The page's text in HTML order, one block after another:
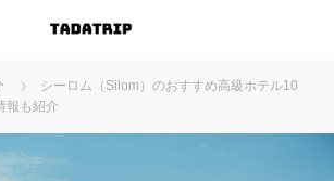
シーロム（Silom）のおすすめ高級ホテル10
報も紹介